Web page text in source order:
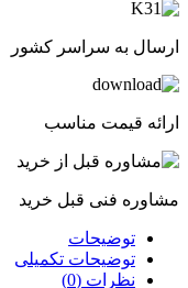
ارسال به سراسر کشور
ارائه قیمت مناسب
مشاوره فنی قبل خرید
توضیحات
توضیحات تکمیلی
نظرات (0)